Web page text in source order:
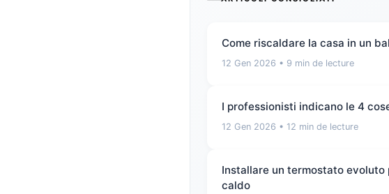
Come riscaldare la casa in un
12 Gen 2026 • 9 min de lecture
I professionisti indicano le 4
12 Gen 2026 • 12 min de lecture
Installare un termostato evoluto
caldo